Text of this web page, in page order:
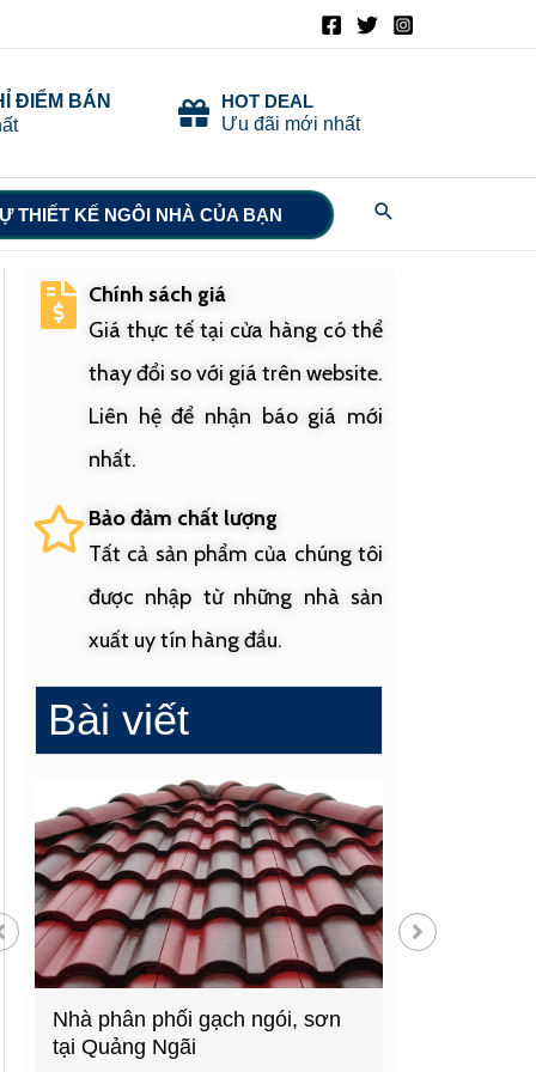
ĐIỂM BÁN
HOT DEAL
Ưu đãi mới nhất
THIẾT KẾ NGÔI NHÀ CỦA BẠN Search
Chính sách giá
Giá thực tế tại cửa hàng có thể
thay đổi so với giá trên website.
Liên hệ để nhận báo giá mới
nhất.
Bảo đảm chất lượng
Tất cả sản phẩm của chúng tôi
được nhập từ những nhà sản
xuất uy tín hàng đầu.
Bài viết
sơn
Cửa hàng vật liệu xây dựng
hàng đầu Quảng Ngãi